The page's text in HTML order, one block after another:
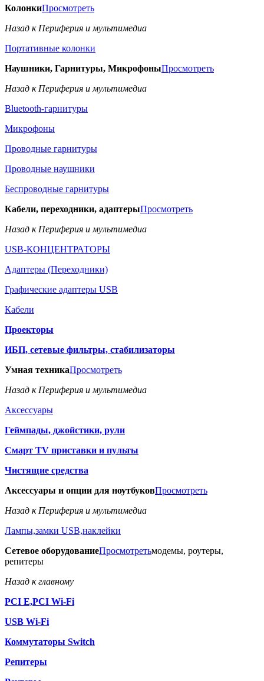
КолонкиПросмотреть
Назад к Периферия и мультимедиа
Портативные колонки
Наушники, Гарнитуры, МикрофоныПросмотреть
Назад к Периферия и мультимедиа
Bluetooth-гарнитуры
Микрофоны
Проводные гарнитуры
Проводные наушники
Беспроводные гарнитуры
Кабели, переходники, адаптерыПросмотреть
Назад к Периферия и мультимедиа
USB-КОНЦЕНТРАТОРЫ
Адаптеры (Переходники)
Графические адаптеры USB
Кабели
Проекторы
ИБП, сетевые фильтры, стабилизаторы
Умная техникаПросмотреть
Назад к Периферия и мультимедиа
Аксессуары
Геймпады, джойстики, рули
Смарт TV приставки и пульты
Чистящие средства
Аксессуары и опции для ноутбуковПросмотреть
Назад к Периферия и мультимедиа
Лампы,замки USB,наклейки
Сетевое оборудованиеПросмотретьмодемы, роутеры,
репитеры
Назад к главному
PCI E,PCI Wi-Fi
USB Wi-Fi
Коммутаторы Switch
Репитеры